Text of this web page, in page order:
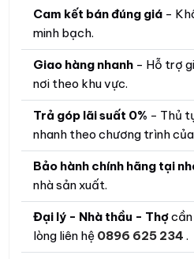
Cam kết bán đúng giá -
minh bạch.
Giao hàng nhanh - Hỗ trợ
nơi theo khu vực.
Trả góp lãi suất 0% - Thủ
nhanh theo chương trình
Bảo hành chính hãng tại
nhà sản xuất.
Đại lý - Nhà thầu - Thợcần
lòng liên hệ 0896 625 234.